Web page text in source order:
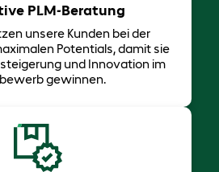
PLM-Beratung
unsere Kunden bei der
Potentials, damit sie
und Innovation im
gewinnen.